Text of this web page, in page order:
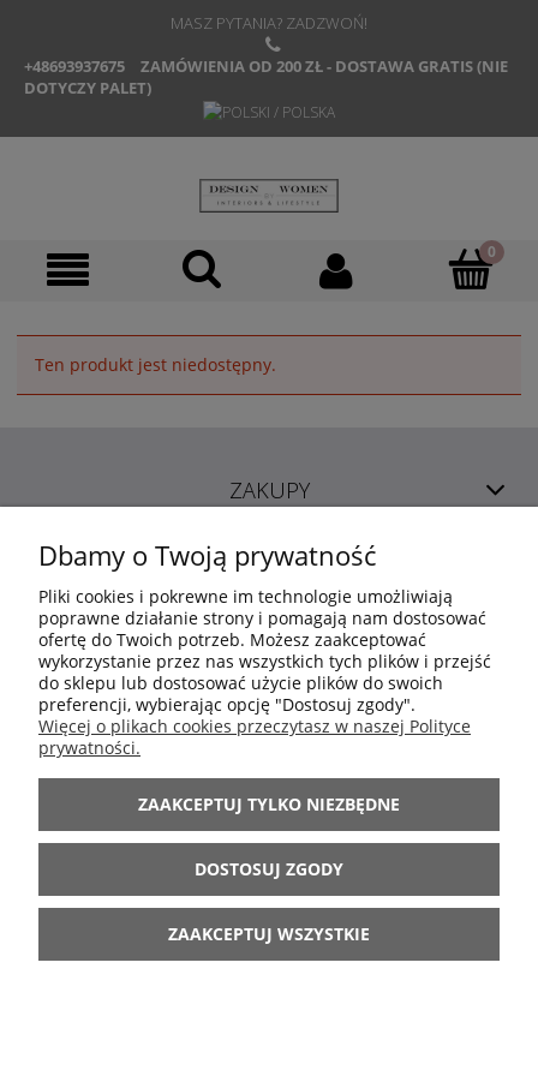
MASZ PYTANIA? ZADZWOŃ!
+48693937675
ZAMÓWIENIA OD 200 ZŁ - DOSTAWA GRATIS (NIE
DOTYCZY PALET)
Ten produkt jest niedostępny.
ZAKUPY
POMOC
MOJE KONTO
INFORMACJE
ARANŻACJE
BĄDŹ Z NAMI
Dbamy o Twoją prywatność
Pliki cookies i pokrewne im technologie umożliwiają
poprawne działanie strony i pomagają nam dostosować
ofertę do Twoich potrzeb. Możesz zaakceptować
wykorzystanie przez nas wszystkich tych plików i przejść
do sklepu lub dostosować użycie plików do swoich
preferencji, wybierając opcję "Dostosuj zgody".
Więcej o plikach cookies przeczytasz w naszej Polityce
prywatności.
ZAAKCEPTUJ TYLKO NIEZBĘDNE
DOSTOSUJ ZGODY
ZAAKCEPTUJ WSZYSTKIE